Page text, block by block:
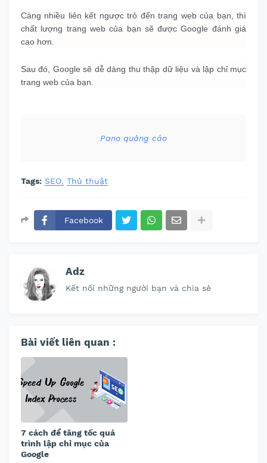
Càng nhiều liên kết ngược trỏ đến trang web của bạn, thì
chất lượng trang web của bạn sẽ được Google đánh giá
cao hơn.
Sau đó, Google sẽ dễ dàng thu thập dữ liệu và lập chỉ mục
trang web của bạn.
Pano quảng cáo
Tags: SEO Thủ thuật
Facebook
Adz
Kết nối những người bạn và chia sẻ
Bài viết liên quan :
7 cách để tăng tốc quá
trình lập chỉ mục của
Google